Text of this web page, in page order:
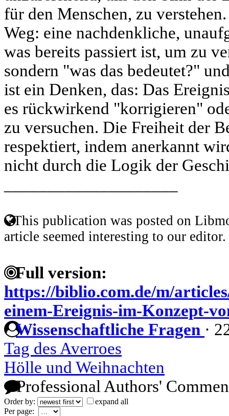
für den Menschen, zu
Weg: eine nachdenkliche,
was bereits passiert ist, um zu
sondern "was das bedeutet?"
ist ein Denken, das: Das
es rückwirkend "korrigieren"
zu versuchen. Die Freiheit der
respektiert, indem anerkannt
nicht durch die Logik der
This publication was posted on
article seemed interesting to our editor.
Full version:
https://biblio.com.de/m/
einem-Ereignis-im-Konzept-
Wissenschaftliche Fragen ·
Tag des Averroes
Hölle und Weihnachten
Professional Authors'
Order by:
expand all
Per page: